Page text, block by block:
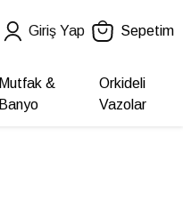
Giriş Yap Sepetim
Mutfak &
Banyo
Orkideli
Vazolar